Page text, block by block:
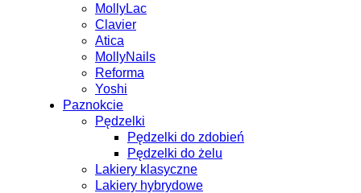
MollyLac
Clavier
Atica
MollyNails
Reforma
Yoshi
Paznokcie
Pędzelki
Pędzelki do zdobień
Pędzelki do żelu
Lakiery klasyczne
Lakiery hybrydowe